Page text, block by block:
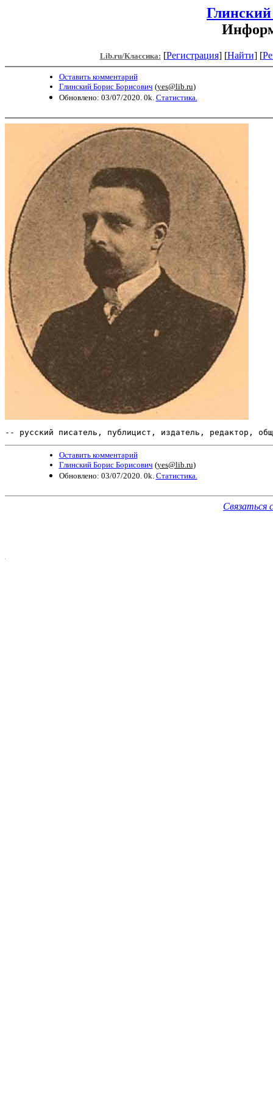
Lib.ru/Классика: [Регистрация] [Найти] [
Оставить комментарий
Глинский Борис Борисович (yes@lib.ru)
Обновлено: 03/07/2020. 0k. Статистика.
-- русский писатель, публицист, издатель, редактор,
Оставить комментарий
Глинский Борис Борисович (yes@lib.ru)
Обновлено: 03/07/2020. 0k. Статистика.
Связаться